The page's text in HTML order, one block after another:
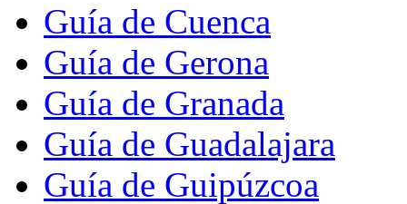
Guía de Cuenca
Guía de Gerona
Guía de Granada
Guía de Guadalajara
Guía de Guipúzcoa